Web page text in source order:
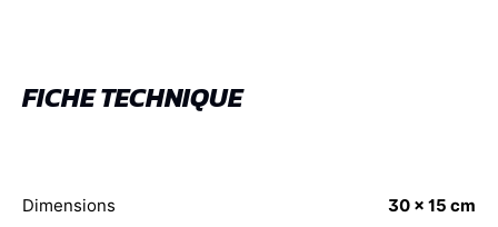
FICHE TECHNIQUE
Dimensions 30 x 15 cm